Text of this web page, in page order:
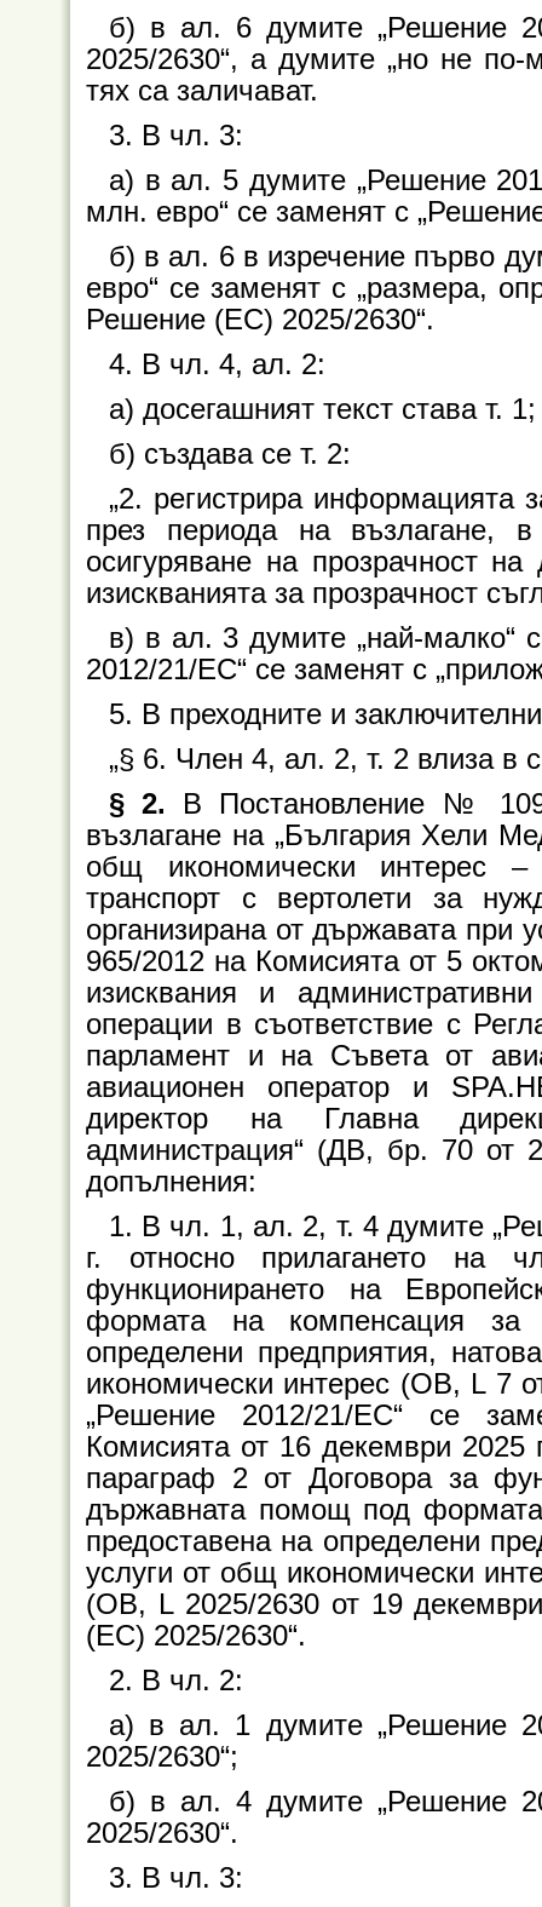
б) в ал. 6 думите „Решение
2025/2630“, а думите „но не по-
тях са заличават.
3. В чл. 3:
а) в ал. 5 думите „Решение
млн. евро“ се заменят с
б) в ал. 6 в изречение първо
евро“ се заменят с „размера,
Решение (EC) 2025/2630“.
4. В чл. 4, ал. 2:
а) досегашният текст става т. 1;
б) създава се т. 2:
„2. регистрира
през периода на възлагане,
осигуряване на прозрачност
изискванията за прозрачност
в) в ал. 3 думите „най-малко“
2012/21/ЕС“ се заменят с
5. В преходните и
„§ 6. Член 4, ал. 2, т. 2 влиза в
§ 2. В Постановление №
възлагане на „България Хели
общ икономически интерес
транспорт с вертолети за
организирана от държавата
965/2012 на Комисията от 5
изисквания и
операции в съответствие с
парламент и на Съвета от
авиационен оператор и
директор на Главна
администрация“ (ДВ, бр. 70 от
допълнения:
1. В чл. 1, ал. 2, т. 4 думите
г. относно прилагането на
функционирането на
формата на компенсация за
определени предприятия,
икономически интерес (ОВ, L 7
„Решение 2012/21/ЕС“ се
Комисията от 16 декември 2025
параграф 2 от Договора за
държавната помощ под
предоставена на определени
услуги от общ икономически
(ОВ, L 2025/2630 от 19
(EC) 2025/2630“.
2. В чл. 2:
а) в ал. 1 думите „Решение
2025/2630“;
б) в ал. 4 думите „Решение
2025/2630“.
3. В чл. 3: